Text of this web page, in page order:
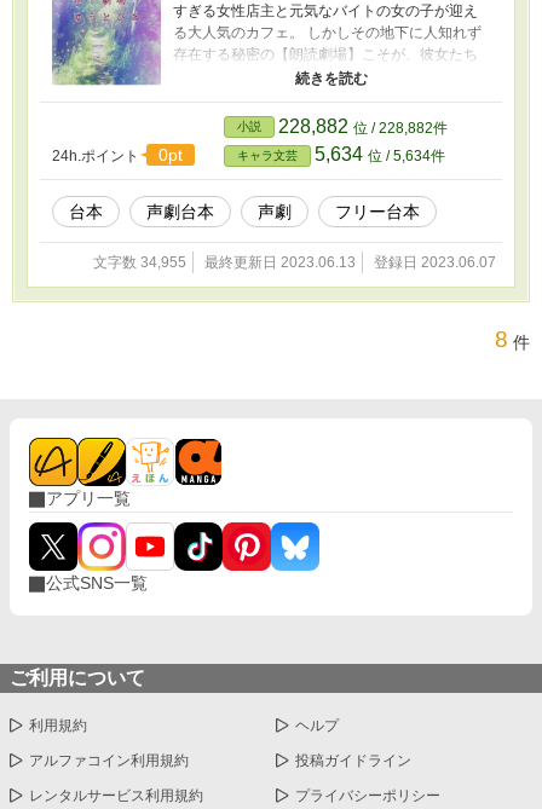
すぎる女性店主と元気なバイトの女の子が迎え
る大人気のカフェ。 しかしその地下に人知れず
存在する秘密の【朗読劇場】こそが、彼女たち
の本当の仕事場。 観客は、かつては物語の主人
公だった者たち。 未完成のまま葬られてしまっ
た絵本の主人公たちにその【結末】を聴かせ、
在るべき場所に戻すのが彼女たちの役目。 そん
な二人の地下劇場の、ちょっとダークな幻想
譚。 どなたでも自由にご使用OKですが、初めに
「シナリオのご使用について」を必ずお読みく
ださいm(*_ _)m
24h.ポイント 0pt
小説 228,882 位 / 228,882件
キャラ文芸 5,634 位 / 5,634件
台本 声劇台本 声劇 フリー台本
文字数 34,955 最終更新日 2023.06.13 登録日 2023.06.07
8 件
アプリ一覧
公式SNS一覧
ご利用について
利用規約 ヘルプ
アルファコイン利用規約 投稿ガイドライン
レンタルサービス利用規約 プライバシーポリシー